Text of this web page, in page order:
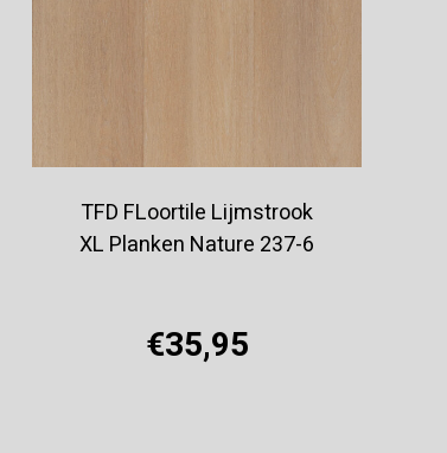
TFD FLoortile Lijmstrook
XL Planken Nature 237-6
€35,95